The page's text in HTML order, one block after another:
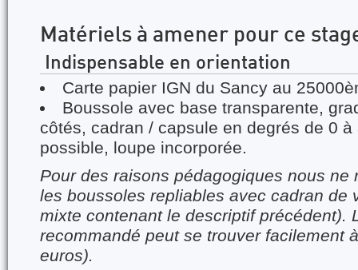
Matériels à amener pour ce
Indispensable en orientation
Carte papier IGN du Sancy au
Boussole avec base transparente,
côtés, cadran / capsule en degrés de 0
possible, loupe incorporée.
Pour des raisons pédagogiques nous ne
les boussoles repliables avec cadran de
mixte contenant le descriptif précédent).
recommandé peut se trouver facilement
euros).